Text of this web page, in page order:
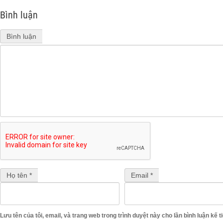
Bình luận
Bình luận
Họ tên * Email *
Lưu tên của tôi, email, và trang web trong trình duyệt này cho lần bình luận kế